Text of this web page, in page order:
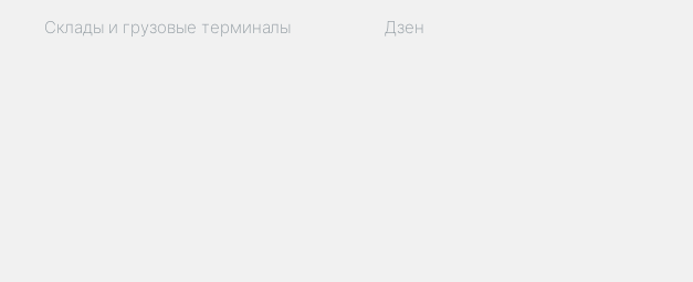
Склады и грузовые терминалы Дзен